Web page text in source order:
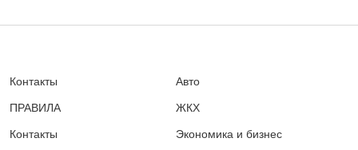
Контакты
ПРАВИЛА
Контакты
Авто
ЖКХ
Экономика и бизнес